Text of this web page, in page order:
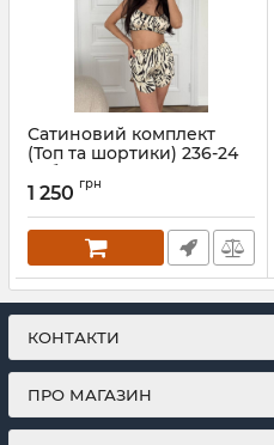
Сатиновий комплект
(Топ та шортики) 236-24
зебра молочна
Артикул:
1 250 грн
КОНТАКТИ
ПРО МАГАЗИН